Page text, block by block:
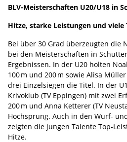
BLV-Meisterschaften U20/U18 in
Hitze, starke Leistungen und
Bei über 30 Grad überzeugten die
bei den Meisterschaften in
Ergebnissen. In der U20 holten
100 m und 200 m sowie Alisa
drei Einzelsiegen die Titel. In der
Krivoklub (TV Eppingen) mit zwei
200 m und Anna Ketterer (TV
Hochsprung. Auch in den Wurf-
zeigten die jungen Talente Top-
Hitze.